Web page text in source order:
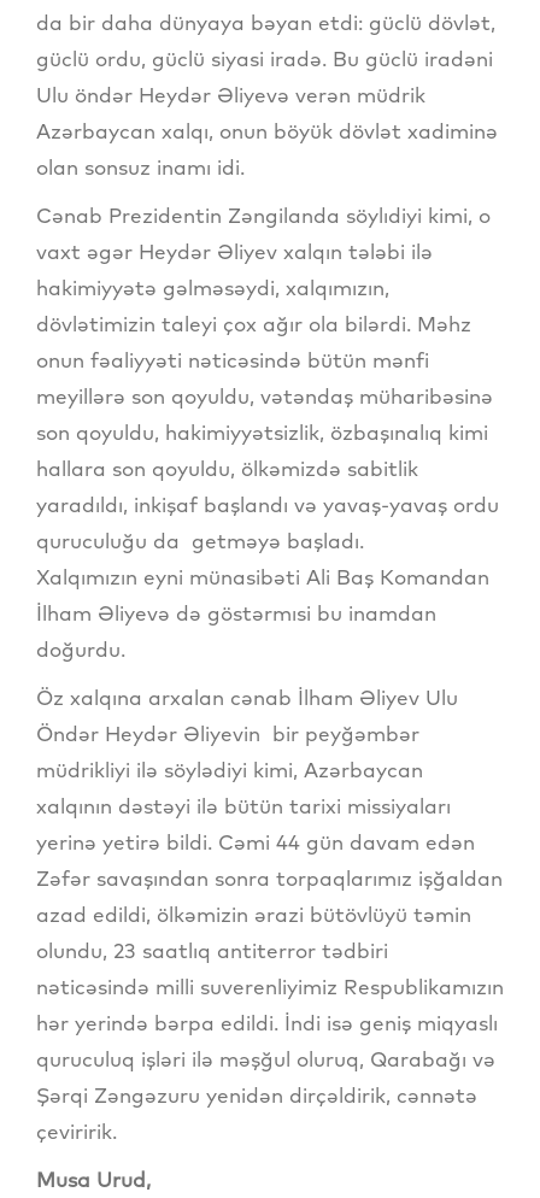
da bir daha dünyaya bəyan etdi: güclü dövlət,
güclü ordu, güclü siyasi iradə. Bu güclü iradəni
Ulu öndər Heydər Əliyevə verən müdrik
Azərbaycan xalqı, onun böyük dövlət xadiminə
olan sonsuz inamı idi.
Cənab Prezidentin Zəngilanda söylıdiyi kimi, o
vaxt əgər Heydər Əliyev xalqın tələbi ilə
hakimiyyətə gəlməsəydi, xalqımızın,
dövlətimizin taleyi çox ağır ola bilərdi. Məhz
onun fəaliyyəti nəticəsində bütün mənfi
meyillərə son qoyuldu, vətəndaş müharibəsinə
son qoyuldu, hakimiyyətsizlik, özbaşınalıq kimi
hallara son qoyuldu, ölkəmizdə sabitlik
yaradıldı, inkişaf başlandı və yavaş-yavaş ordu
quruculuğu da getməyə başladı.
Xalqımızın eyni münasibəti Ali Baş Komandan
İlham Əliyevə də göstərmısi bu inamdan
doğurdu.
Öz xalqına arxalan cənab İlham Əliyev Ulu
Öndər Heydər Əliyevin bir peyğəmbər
müdrikliyi ilə söylədiyi kimi, Azərbaycan
xalqının dəstəyi ilə bütün tarixi missiyaları
yerinə yetirə bildi. Cəmi 44 gün davam edən
Zəfər savaşından sonra torpaqlarımız işğaldan
azad edildi, ölkəmizin ərazi bütövlüyü təmin
olundu, 23 saatlıq antiterror tədbiri
nəticəsində milli suverenliyimiz Respublikamızın
hər yerində bərpa edildi. İndi isə geniş miqyaslı
quruculuq işləri ilə məşğul oluruq, Qarabağı və
Şərqi Zəngəzuru yenidən dirçəldirik, cənnətə
çeviririk.
Musa Urud,